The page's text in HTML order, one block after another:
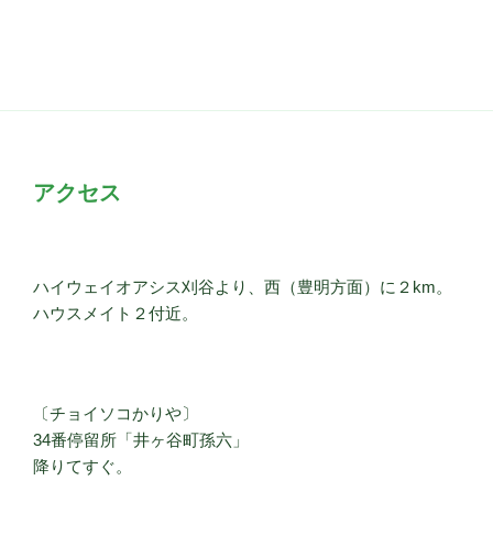
アクセス
ハイウェイオアシス刈谷より、西（豊明方面）に２km。
ハウスメイト２付近。
〔チョイソコかりや〕
34番停留所「井ヶ谷町孫六」
降りてすぐ。